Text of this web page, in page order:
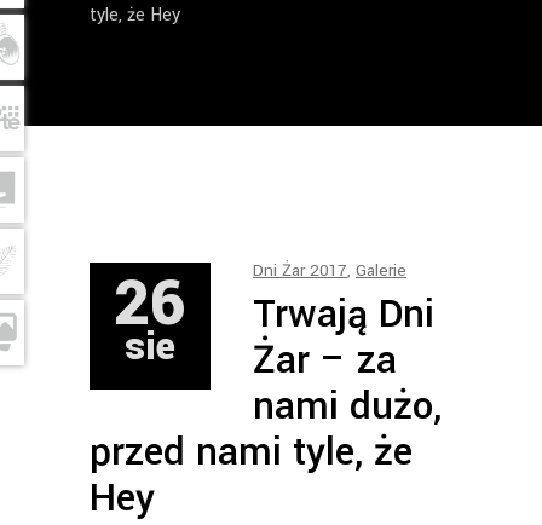
tyle, że Hey
26
sie
Dni Żar 2017, Galerie
Trwają Dni
Żar – za
nami dużo,
przed nami tyle, że
Hey